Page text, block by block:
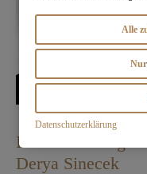
Ihre
Derya Sinecek
Alle
Nur
Datenschutzerklärung